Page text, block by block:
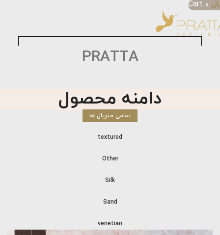
0
Cart
PRATTA
دامنه محصول
تمامی متریال ها
textured
Other
Silk
Sand
venetian